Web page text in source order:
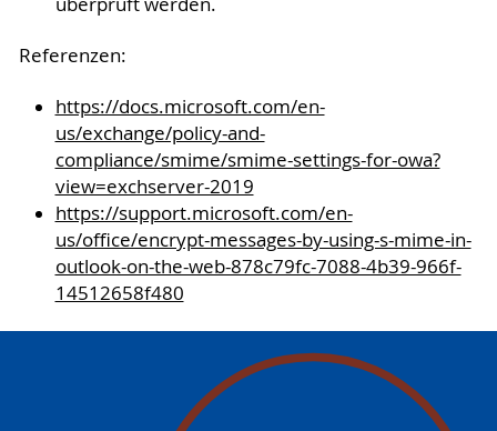
Referenzen:
https://docs.microsoft.com/en-
us/exchange/policy-and-
compliance/smime/smime-settings-for-owa?
view=exchserver-2019
https://support.microsoft.com/en-
us/office/encrypt-messages-by-using-s-mime-in-
outlook-on-the-web-878c79fc-7088-4b39-966f-
14512658f480